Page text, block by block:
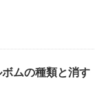
ムの種類と消す